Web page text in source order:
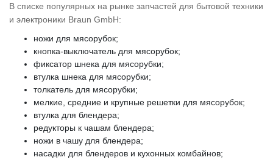
В списке популярных на рынке запчастей для бытовой техники
и электроники Braun GmbH:
ножи для мясорубок;
кнопка-выключатель для мясорубок;
фиксатор шнека для мясорубки;
втулка шнека для мясорубки;
толкатель для мясорубки;
мелкие, средние и крупные решетки для мясорубок;
втулка для блендера;
редукторы к чашам блендера;
ножи в чашу для блендера;
насадки для блендеров и кухонных комбайнов;